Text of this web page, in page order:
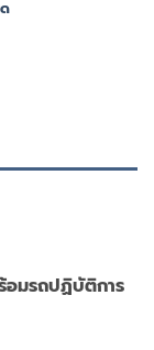
มรถปฏิบัติการ